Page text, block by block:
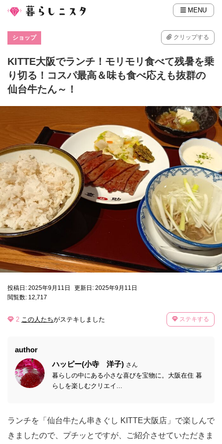
MENU
ショップ クリップする
KITTE大阪でランチ！モリモリ食べて残暑を乗
り切る！コスパ最高＆味も食べ応えも抜群の
仙台牛たん～！
投稿日: 2025年9月11日
更新日: 2025年9月11日
閲覧数: 12,717
2 この人たちがステキしました ステキする
author
ハッピー(小寺 洋子) さん
暮らしの中にある小さな喜びを宝物に。大阪在住 暮
らしを楽しむクリエイ...
ランチを「仙台牛たん串きぐし KITTE大阪店」で楽しんで
きましたので、プチッとですが、ご紹介させていただきま